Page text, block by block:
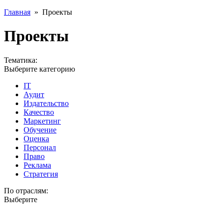
Главная » Проекты
Проекты
Тематика:
Выберите категорию
IT
Аудит
Издательство
Качество
Маркетинг
Обучение
Оценка
Персонал
Право
Реклама
Стратегия
По отраслям:
Выберите